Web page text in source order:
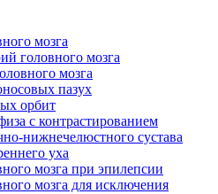
мозга
головного мозга
мозга
пазух
орбит
с контрастированием
нижнечелюстного сустава
уха
мозга при эпилепсии
мозга для исключения